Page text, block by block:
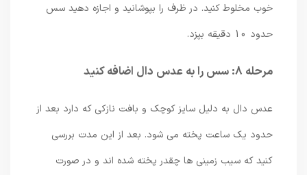
خوب مخلوط کنید. در ظرف را بپوشانید و اجازه دهید سس
مرحله 8: سس را به عدس دال اضافه کنید
عدس دال به دلیل سایز کوچک و بافت نازکی که دارد بعد از
حدود یک ساعت پخته می شود. بعد از این مدت بررسی
کنید که سیب زمینی ها چقدر پخته شده اند و در صورت